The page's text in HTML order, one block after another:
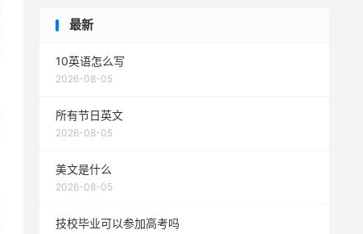
最新
10英语怎么写
2026-08-05
所有节日英文
2026-08-05
美文是什么
2026-08-05
技校毕业可以参加高考吗